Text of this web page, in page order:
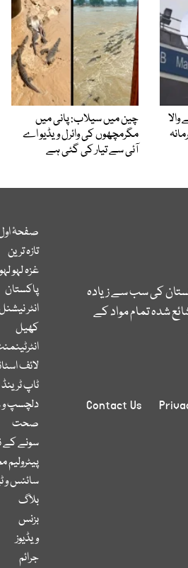
چین میں سیلاب: پانی میں
مگرمچھوں کی وائرل ویڈیو اے
آئی سے تیار کی گئی ہے
کی سب سے زیادہ
شدہ تمام مواد کے
Contact Us
صفحۂ
تازہ ترین
غزہ لہو
پاکستان
انٹر
کھیل
لائف
ٹاپ ٹرینڈ
دلچسپ
صحت
سونے کے
سائنس و
بلاگ
بزنس
ویڈیوز
جرائم